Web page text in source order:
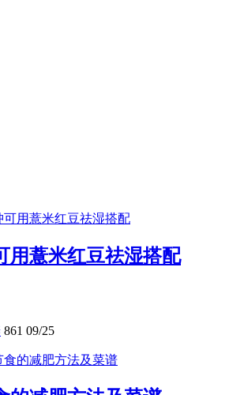
用薏米红豆祛湿搭配
861 09/25